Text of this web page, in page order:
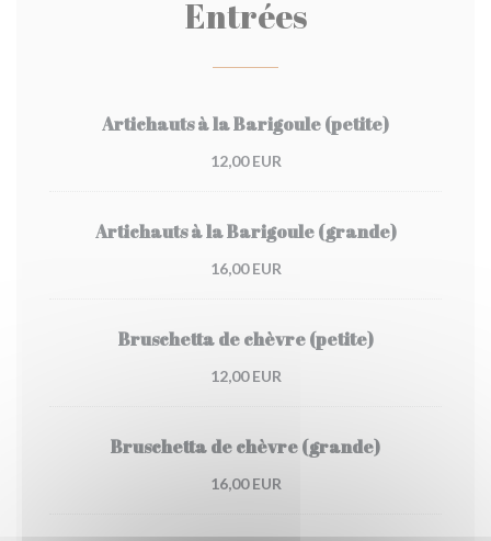
Entrées
Artichauts à la Barigoule (petite)
12,00 EUR
Artichauts à la Barigoule (grande)
16,00 EUR
Bruschetta de chèvre (petite)
12,00 EUR
Bruschetta de chèvre (grande)
16,00 EUR